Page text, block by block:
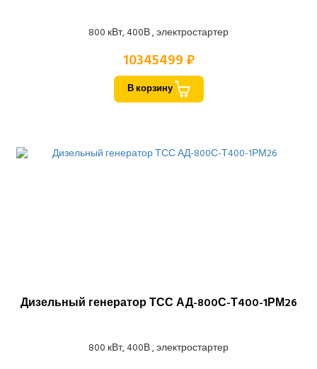
800 кВт, 400В , электростартер
10345499 ₽
В корзину
Дизельный генератор ТСС АД-800С-Т400-1РМ26
800 кВт, 400В , электростартер